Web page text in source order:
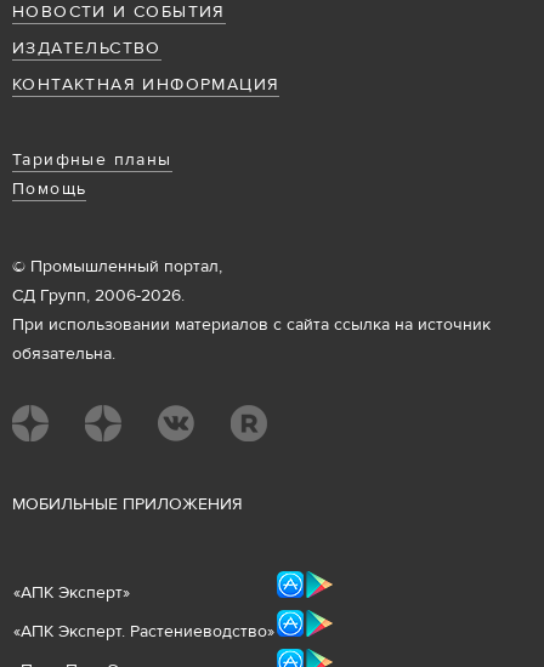
НОВОСТИ И СОБЫТИЯ
ИЗДАТЕЛЬСТВО
КОНТАКТНАЯ ИНФОРМАЦИЯ
Тарифные планы
Помощь
© Промышленный портал,
СД Групп, 2006-2026.
При использовании материалов с сайта ссылка на источник
обязательна.
МОБИЛЬНЫЕ ПРИЛОЖЕНИЯ
«АПК Эксперт»
«АПК Эксперт. Растениеводство»